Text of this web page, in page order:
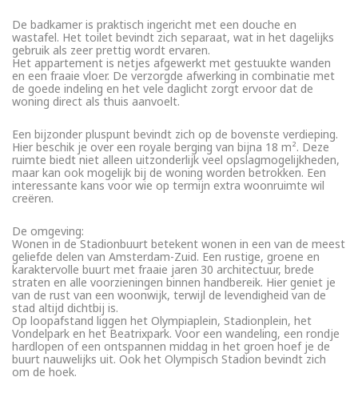
De badkamer is praktisch ingericht met een douche en
wastafel. Het toilet bevindt zich separaat, wat in het dagelijks
gebruik als zeer prettig wordt ervaren.
Het appartement is netjes afgewerkt met gestuukte wanden
en een fraaie vloer. De verzorgde afwerking in combinatie met
de goede indeling en het vele daglicht zorgt ervoor dat de
woning direct als thuis aanvoelt.
Een bijzonder pluspunt bevindt zich op de bovenste verdieping.
Hier beschik je over een royale berging van bijna 18 m². Deze
ruimte biedt niet alleen uitzonderlijk veel opslagmogelijkheden,
maar kan ook mogelijk bij de woning worden betrokken. Een
interessante kans voor wie op termijn extra woonruimte wil
creëren.
De omgeving:
Wonen in de Stadionbuurt betekent wonen in een van de meest
geliefde delen van Amsterdam-Zuid. Een rustige, groene en
karaktervolle buurt met fraaie jaren 30 architectuur, brede
straten en alle voorzieningen binnen handbereik. Hier geniet je
van de rust van een woonwijk, terwijl de levendigheid van de
stad altijd dichtbij is.
Op loopafstand liggen het Olympiaplein, Stadionplein, het
Vondelpark en het Beatrixpark. Voor een wandeling, een rondje
hardlopen of een ontspannen middag in het groen hoef je de
buurt nauwelijks uit. Ook het Olympisch Stadion bevindt zich
om de hoek.